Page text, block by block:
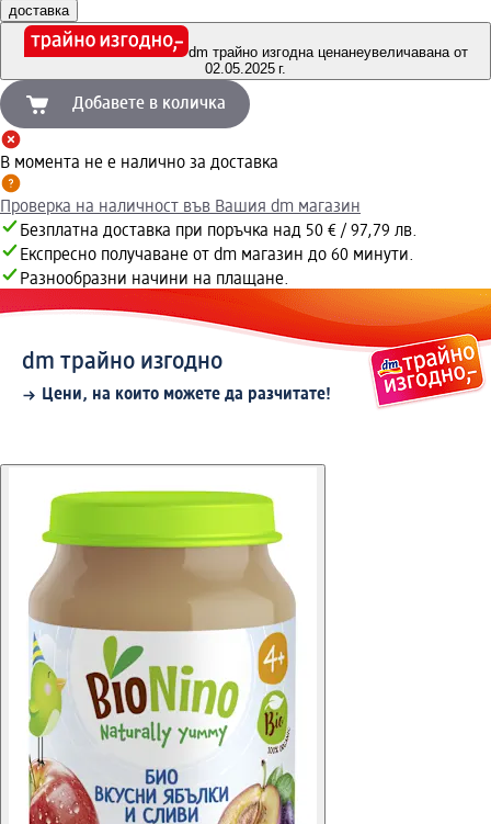
доставка
dm трайно изгодна ценанеувеличавана от
02.05.2025 г.
Добавете в количка
В момента не е налично за доставка
Проверка на наличност във Вашия dm магазин
Безплатна доставка при поръчка над 50 € / 97,79 лв.
Експресно получаване от dm магазин до 60 минути.
Разнообразни начини на плащане.
dm трайно изгодно
Цени, на които можете да разчитате!